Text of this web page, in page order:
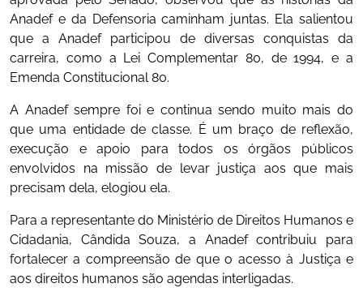
Anadef e da Defensoria caminham juntas. Ela salientou
que a Anadef participou de diversas conquistas da
carreira, como a Lei Complementar 80, de 1994, e a
Emenda Constitucional 80.
A Anadef sempre foi e continua sendo muito mais do
que uma entidade de classe. É um braço de reflexão,
execução e apoio para todos os órgãos públicos
envolvidos na missão de levar justiça aos que mais
precisam dela, elogiou ela.
Para a representante do Ministério de Direitos Humanos e
Cidadania, Cândida Souza, a Anadef contribuiu para
fortalecer a compreensão de que o acesso à Justiça e
aos direitos humanos são agendas interligadas.